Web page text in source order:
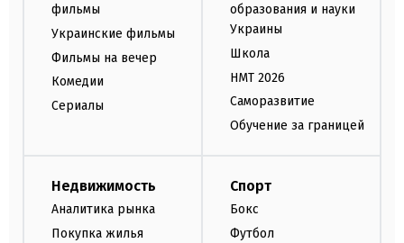
фильмы
Украинские фильмы
Фильмы на вечер
Комедии
Сериалы
образования и науки
Украины
Школа
НМТ 2026
Саморазвитие
Обучение за границей
Недвижимость
Аналитика рынка
Покупка жилья
Спорт
Бокс
Футбол